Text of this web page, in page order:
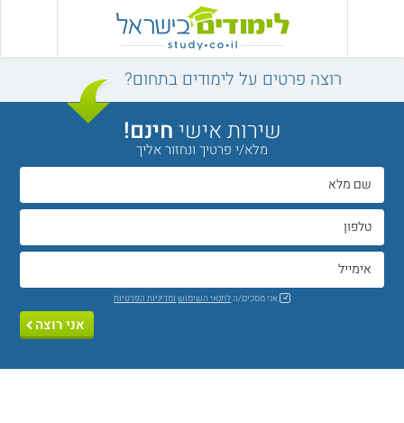
רוצה פרטים על לימודים בתחום?
שירות אישיחינם!
מלא/י פרטיך ונחזור אליך
אני מסכים/הלתנאי השימוש ומדיניות הפרטיות
אני רוצה